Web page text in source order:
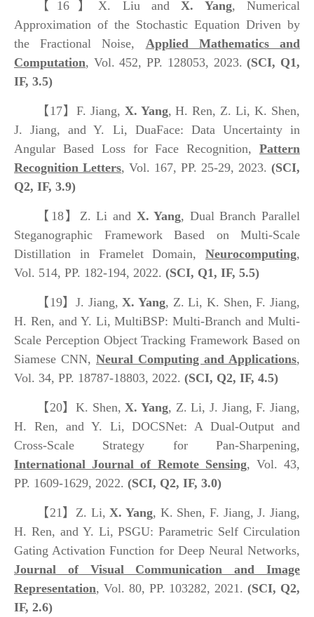
【16】X. Liu andX. Yang, Numerical
Approximation of the Stochastic Equation Driven by
the Fractional Noise, Applied Mathematics and
Computation, Vol. 452, PP. 128053, 2023.(SCI, Q1,
IF, 3.5)
【17】 F. Jiang, X. Yang, H. Ren, Z. Li, K. Shen,
J. Jiang, and Y. Li, DuaFace: Data Uncertainty in
Angular Based Loss for Face Recognition, Pattern
Recognition Letters, Vol. 167, PP. 25-29, 2023. (SCI,
Q2, IF, 3.9)
【18】 Z. Li and X. Yang, Dual Branch Parallel
Steganographic Framework Based on Multi-Scale
Distillation in Framelet Domain, Neurocomputing,
Vol. 514, PP. 182-194, 2022. (SCI, Q1, IF, 5.5)
【19】 J. Jiang,X. Yang, Z. Li, K. Shen, F. Jiang,
H. Ren, and Y. Li, MultiBSP: Multi-Branch and Multi-
Scale Perception Object Tracking Framework Based on
Siamese CNN, Neural Computing and Applications,
Vol. 34, PP. 18787-18803, 2022. (SCI, Q2, IF, 4.5)
【20】 K. Shen,X. Yang, Z. Li, J. Jiang, F. Jiang,
H. Ren, and Y. Li, DOCSNet: A Dual-Output and
Cross-Scale Strategy for Pan-Sharpening,
International Journal of Remote Sensing, Vol. 43,
PP. 1609-1629, 2022. (SCI, Q2, IF, 3.0)
【21】 Z. Li,X. Yang, K. Shen, F. Jiang, J. Jiang,
H. Ren, and Y. Li, PSGU: Parametric Self Circulation
Gating Activation Function for Deep Neural Networks,
Journal of Visual Communication and Image
Representation, Vol. 80, PP. 103282, 2021.(SCI, Q2,
IF, 2.6)